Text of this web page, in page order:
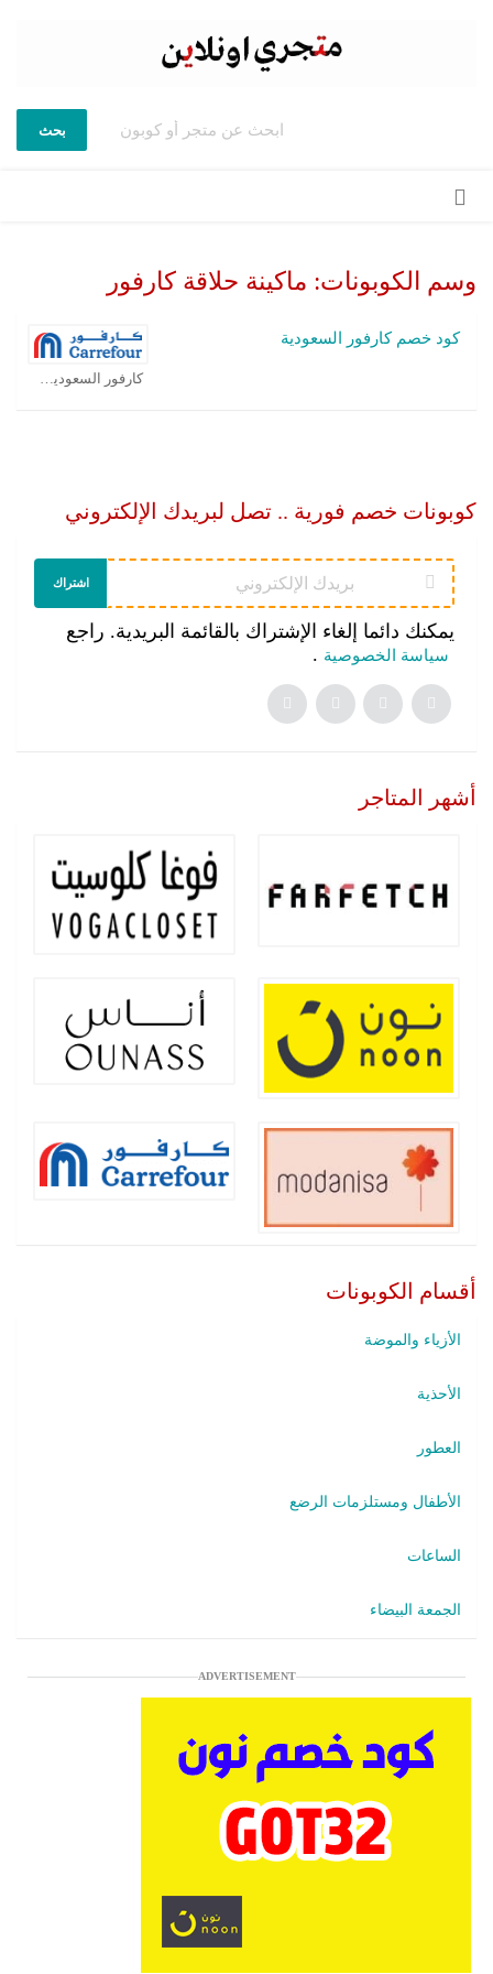
بحث
وسم الكوبونات: ماكينة حلاقة كارفور
كود خصم كارفور السعودية
كوبونات خصم فورية .. تصل لبريدك الإلكتروني
اشتراك
يمكنك دائما إلغاء الإشتراك بالقائمة البريدية. راجع
سياسة الخصوصية .
أشهر المتاجر
أقسام الكوبونات
الأزياء والموضة
الأحذية
العطور
الأطفال ومستلزمات الرضع
الساعات
الجمعة البيضاء
ADVERTISEMENT